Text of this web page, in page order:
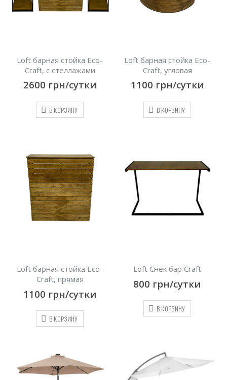
Loft барная стойка Eco-
Craft, с стеллажами
2600 грн/сутки
В КОРЗИНУ
Loft барная стойка Eco-
Craft, угловая
1100 грн/сутки
В КОРЗИНУ
Loft барная стойка Eco-
Craft, прямая
1100 грн/сутки
В КОРЗИНУ
Loft Снек бар Craft
800 грн/сутки
В КОРЗИНУ